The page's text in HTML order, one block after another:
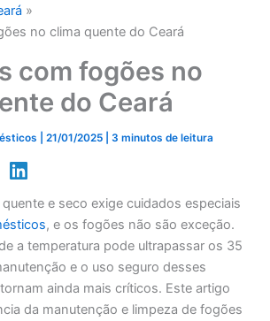
no clima quente do Ceará
com fogões no
do Ceará
|21/01/2025 |3 minutos de leitura
e seco exige cuidados especiais
, e os fogões não são exceção.
a temperatura pode ultrapassar os 35
e o uso seguro desses
ainda mais críticos. Este artigo
da manutenção e limpeza de fogões